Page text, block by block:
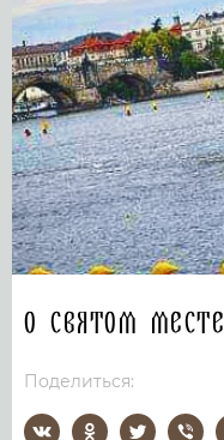
О святом месте
Поделиться: